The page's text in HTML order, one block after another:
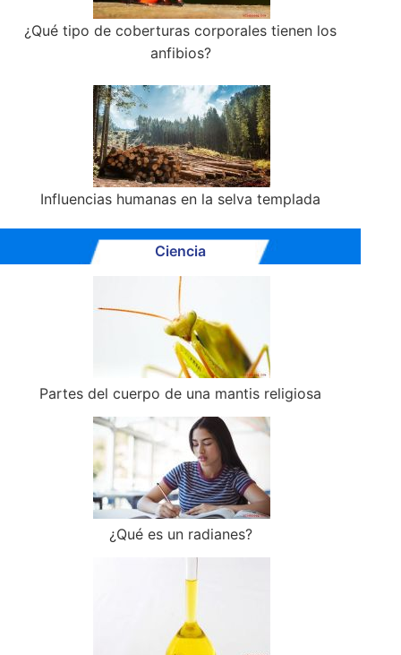
¿Qué tipo de coberturas corporales tienen los
anfibios?
Influencias humanas en la selva templada
Ciencia
Partes del cuerpo de una mantis religiosa
¿Qué es un radianes?